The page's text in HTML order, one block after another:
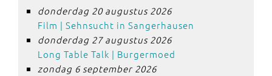
donderdag 20 augustus 2026
Film | Sehnsucht in Sangerhausen
donderdag 27 augustus 2026
Long Table Talk | Burgermoed
zondag 6 september 2026